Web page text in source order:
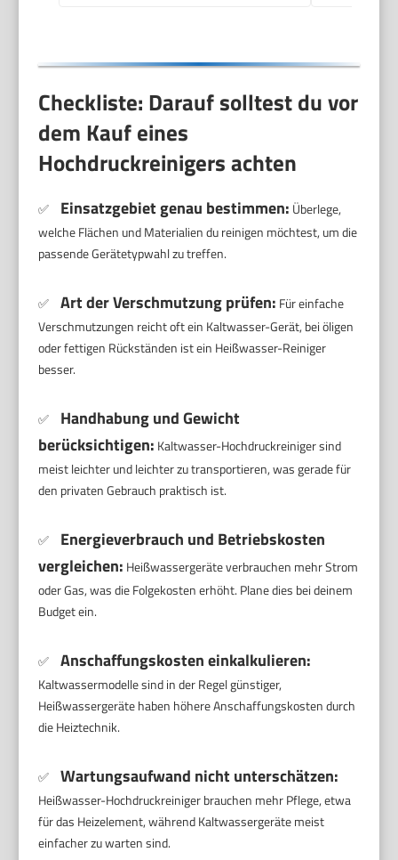
Checkliste: Darauf solltest du vor
dem Kauf eines
Hochdruckreinigers achten
✅ Einsatzgebiet genau bestimmen: Überlege,
welche Flächen und Materialien du reinigen möchtest, um die
passende Gerätetypwahl zu treffen.
✅ Art der Verschmutzung prüfen: Für einfache
Verschmutzungen reicht oft ein Kaltwasser-Gerät, bei öligen
oder fettigen Rückständen ist ein Heißwasser-Reiniger
besser.
✅
Handhabung und Gewicht
berücksichtigen: Kaltwasser-Hochdruckreiniger sind
meist leichter und leichter zu transportieren, was gerade für
den privaten Gebrauch praktisch ist.
✅
Energieverbrauch und Betriebskosten
vergleichen: Heißwassergeräte verbrauchen mehr Strom
oder Gas, was die Folgekosten erhöht. Plane dies bei deinem
Budget ein.
✅ Anschaffungskosten einkalkulieren:
Kaltwassermodelle sind in der Regel günstiger,
Heißwassergeräte haben höhere Anschaffungskosten durch
die Heiztechnik.
✅ Wartungsaufwand nicht unterschätzen:
Heißwasser-Hochdruckreiniger brauchen mehr Pflege, etwa
für das Heizelement, während Kaltwassergeräte meist
einfacher zu warten sind.